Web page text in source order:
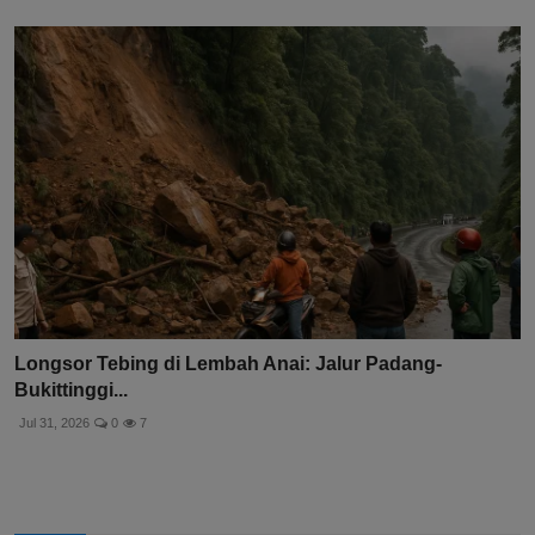
Longsor Tebing di Lembah Anai: Jalur Padang-
Bukittinggi...
Jul 31, 2026 0 7